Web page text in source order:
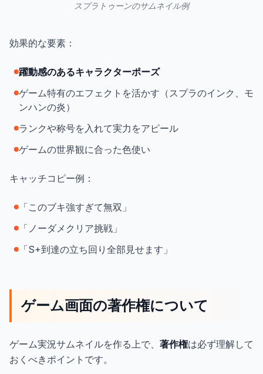
スプラトゥーンのサムネイル例
効果的な要素：
躍動感のあるキャラクターポーズ
ゲーム特有のエフェクトを活かす（スプラのインク、モ
ンハンの炎）
ランクや称号を入れて実力をアピール
ゲームの世界観に合った色使い
キャッチコピー例：
「このブキ強すぎて無双」
「ノーダメクリア挑戦」
「S+到達の立ち回り全部見せます」
ゲーム画面の著作権について
ゲーム実況サムネイルを作る上で、 著作権は必ず理解して
おくべきポイントです。